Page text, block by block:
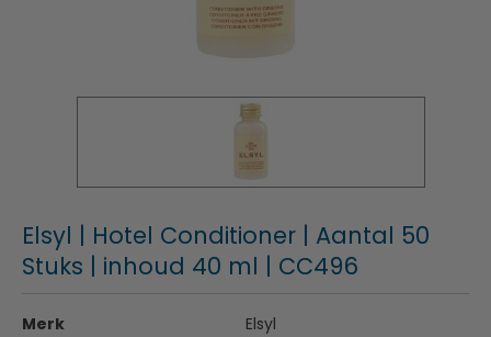
Elsyl | Hotel Conditioner | Aantal 50
Stuks | inhoud 40 ml | CC496
Merk
Elsyl